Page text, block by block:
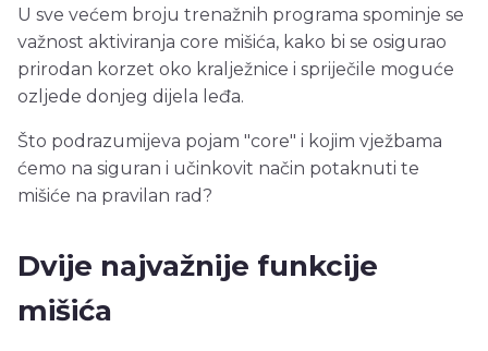
U sve većem broju trenažnih programa spominje se
važnost aktiviranja core mišića, kako bi se osigurao
prirodan korzet oko kralježnice i spriječile moguće
ozljede donjeg dijela leđa.
Što podrazumijeva pojam "core" i kojim vježbama
ćemo na siguran i učinkovit način potaknuti te
mišiće na pravilan rad?
Dvije najvažnije funkcije
mišića